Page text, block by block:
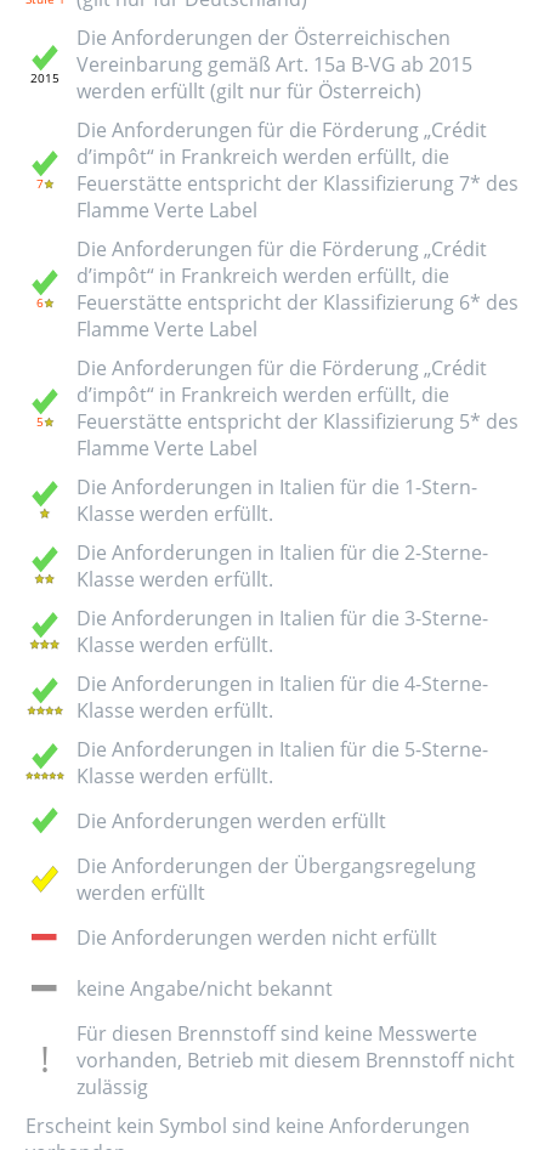
Die Anforderungen der Österreichischen
Vereinbarung gemäß Art. 15a B-VG ab 2015
werden erfüllt (gilt nur für Österreich)
Die Anforderungen für die Förderung „Crédit
d’impôt“ in Frankreich werden erfüllt, die
Feuerstätte entspricht der Klassifizierung 7* des
Flamme Verte Label
Die Anforderungen für die Förderung „Crédit
d’impôt“ in Frankreich werden erfüllt, die
Feuerstätte entspricht der Klassifizierung 6* des
Flamme Verte Label
Die Anforderungen für die Förderung „Crédit
d’impôt“ in Frankreich werden erfüllt, die
Feuerstätte entspricht der Klassifizierung 5* des
Flamme Verte Label
Die Anforderungen in Italien für die 1-Stern-
Klasse werden erfüllt.
Die Anforderungen in Italien für die 2-Sterne-
Klasse werden erfüllt.
Die Anforderungen in Italien für die 3-Sterne-
Klasse werden erfüllt.
Die Anforderungen in Italien für die 4-Sterne-
Klasse werden erfüllt.
Die Anforderungen in Italien für die 5-Sterne-
Klasse werden erfüllt.
Die Anforderungen werden erfüllt
Die Anforderungen der Übergangsregelung
werden erfüllt
Die Anforderungen werden nicht erfüllt
keine Angabe/nicht bekannt
Für diesen Brennstoff sind keine Messwerte
vorhanden, Betrieb mit diesem Brennstoff nicht
zulässig
Erscheint kein Symbol sind keine Anforderungen